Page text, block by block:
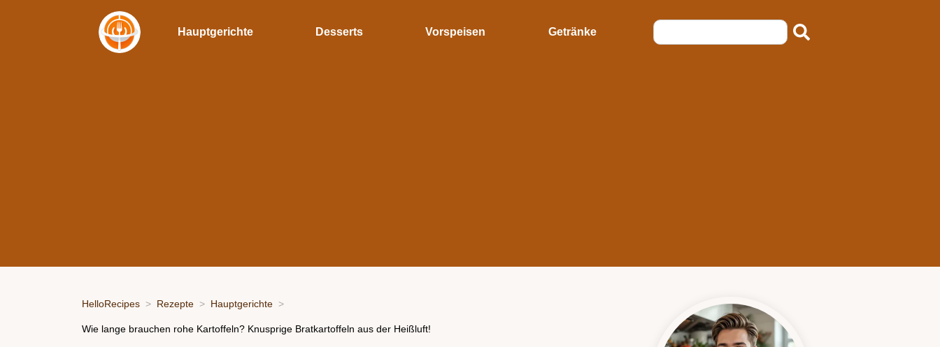
Hauptgerichte Desserts Vorspeisen Getränke
HelloRecipes Rezepte Hauptgerichte
Wie lange brauchen rohe Kartoffeln? Knusprige Bratkartoffeln aus der Heißluft!